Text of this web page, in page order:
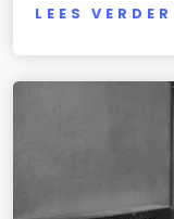
LEES VERDER